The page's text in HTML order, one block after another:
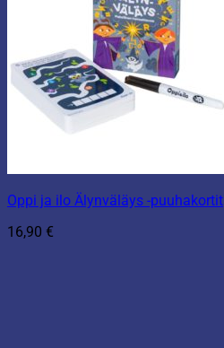
Oppi ja ilo Älynväläys -puuhakortit
16,90 €